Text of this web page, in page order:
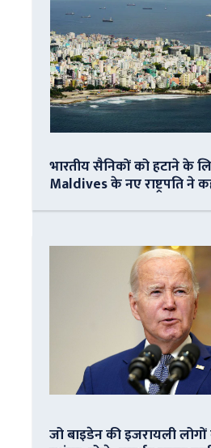
भारतीय सैनिकों को हटाने के
Maldives के नए राष्ट्रपति ने
जो बाइडेन की इजरायली लोगों